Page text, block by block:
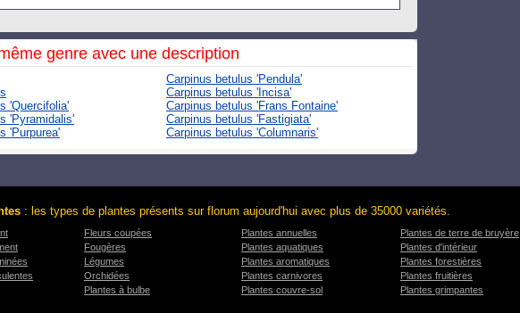
genre avec une description
'Quercifolia'
'Pyramidalis'
'Purpurea'
Carpinus betulus 'Pendula'
Carpinus betulus 'Incisa'
Carpinus betulus 'Frans Fontaine'
Carpinus betulus 'Fastigiata'
Carpinus betulus 'Columnaris'
: les types de plantes présents sur florum aujourd'hui avec plus de 35000 variétés.
Fleurs coupées
Fougères
Légumes
Orchidées
Plantes à bulbe
Plantes annuelles
Plantes aquatiques
Plantes aromatiques
Plantes carnivores
Plantes couvre-sol
Plantes de terre de bruyère
Plantes d'intérieur
Plantes forestières
Plantes fruitières
Plantes grimpantes